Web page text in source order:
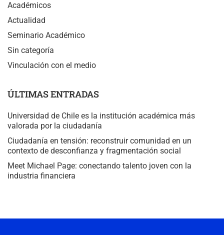
Académicos
Actualidad
Seminario Académico
Sin categoría
Vinculación con el medio
ÚLTIMAS ENTRADAS
Universidad de Chile es la institución académica más
valorada por la ciudadanía
Ciudadanía en tensión: reconstruir comunidad en un
contexto de desconfianza y fragmentación social
Meet Michael Page: conectando talento joven con la
industria financiera